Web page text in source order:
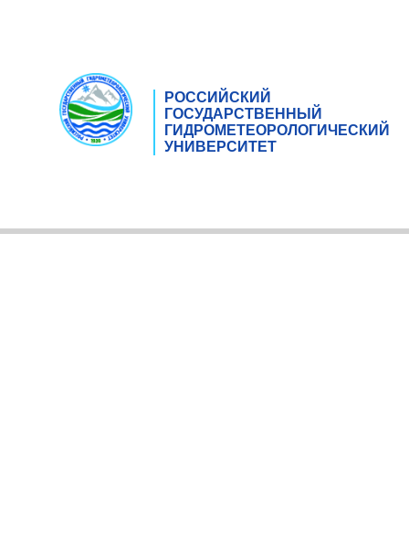
РОССИЙСКИЙ
ГОСУДАРСТВЕННЫЙ
ГИДРОМЕТЕОРОЛОГИЧЕСКИЙ
УНИВЕРСИТЕТ